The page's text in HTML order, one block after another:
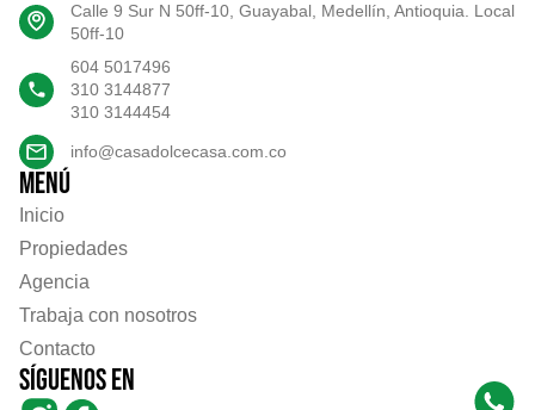
Calle 9 Sur N 50ff-10, Guayabal, Medellín, Antioquia. Local
50ff-10
604 5017496
310 3144877
310 3144454
info@casadolcecasa.com.co
Menú
Inicio
Propiedades
Agencia
Trabaja con nosotros
Contacto
Síguenos en